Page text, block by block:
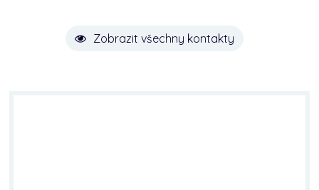
Zobrazit všechny kontakty